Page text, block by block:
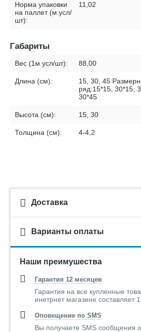
Норма упаковки
на паллет (м.усл/
шт):
11,02
Габариты
Вес (1м.усл/шт): 88,00
Длина (см):
15, 30, 45
ряд:15*15, 30*15,
30*45
Высота (см): 15, 30
Толщина (см): 4-4,2
Доставка
Варианты оплаты
Наши преимушества
Гарантия 12 месяцев
Гарантия на все купленные
инетрнет магазине составляет
Оповещение по SMS
Вы получаете SMS сообщения